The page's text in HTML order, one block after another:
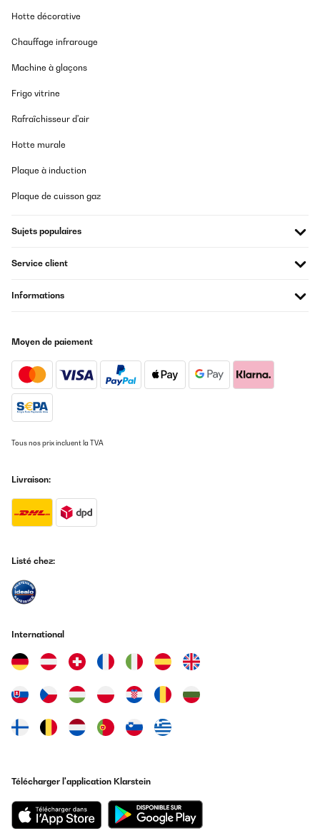
Hotte décorative
Chauffage infrarouge
Machine à glaçons
Frigo vitrine
Rafraîchisseur d'air
Hotte murale
Plaque à induction
Plaque de cuisson gaz
Sujets populaires
Service client
Informations
Moyen de paiement
Tous nos prix incluent la TVA
Livraison:
Listé chez:
International
Télécharger l'application Klarstein